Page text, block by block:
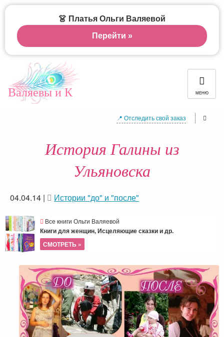
Валяевы и К МЕНЮ
📍 Отследить свой заказ
История Галины из
Ульяновска
04.04.14 | Истории "до" и "после"
Все книги Ольги Валяевой
Книги для женщин, Исцеляющие сказки и др.
СМОТРЕТЬ »
👗 Платья Ольги Валяевой
Перейти »